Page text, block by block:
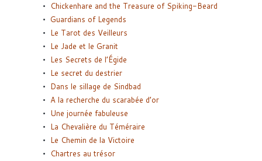
Chickenhare and the Treasure of Spiking-Beard
Guardians of Legends
Le Tarot des Veilleurs
Le Jade et le Granit
Les Secrets de l’Égide
Le secret du destrier
Dans le sillage de Sindbad
A la recherche du scarabée d’or
Une journée fabuleuse
La Chevalière du Téméraire
Le Chemin de la Victoire
Chartres au trésor